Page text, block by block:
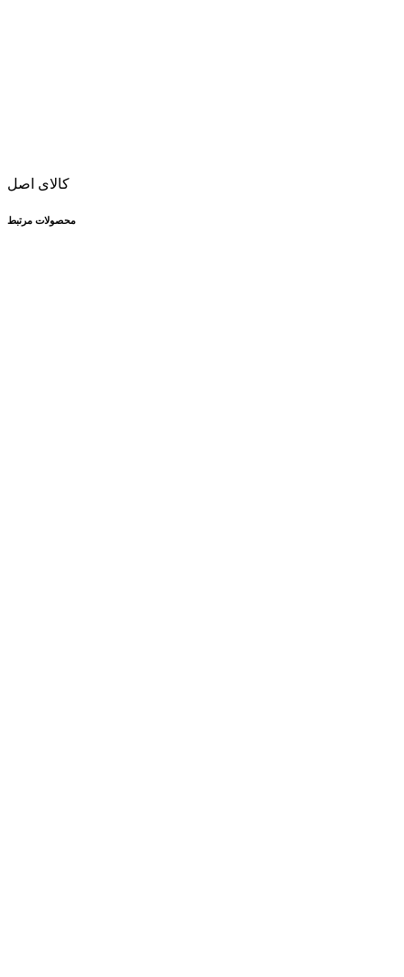
کالای اصل
محصولات مرتبط